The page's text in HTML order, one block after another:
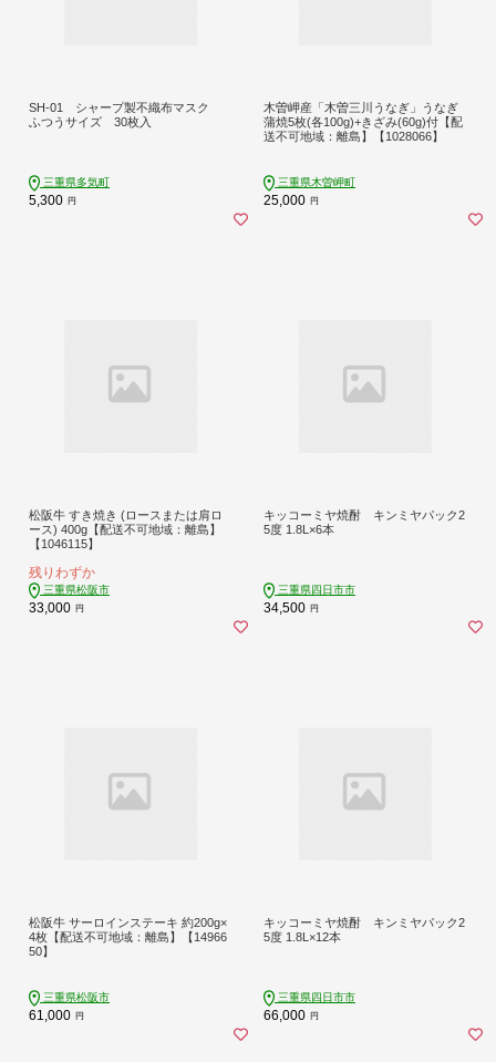
SH-01 シャープ製不織布マスク
ふつうサイズ 30枚入
三重県多気町
5,300 円
木曽岬産「木曽三川うなぎ」うなぎ
蒲焼5枚(各100g)+きざみ(60g)付【配
送不可地域：離島】【1028066】
三重県木曽岬町
25,000 円
松阪牛 すき焼き (ロースまたは肩ロ
ース) 400g【配送不可地域：離島】
【1046115】
残りわずか
三重県松阪市
33,000 円
キッコーミヤ焼酎 キンミヤパック2
5度 1.8L×6本
三重県四日市市
34,500 円
松阪牛 サーロインステーキ 約200g×
4枚【配送不可地域：離島】【14966
50】
三重県松阪市
61,000 円
キッコーミヤ焼酎 キンミヤパック2
5度 1.8L×12本
三重県四日市市
66,000 円